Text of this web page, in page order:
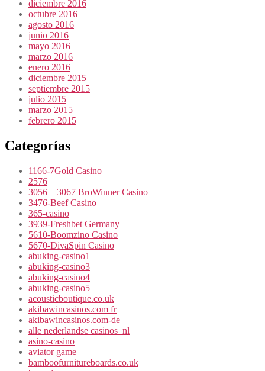
diciembre 2016
octubre 2016
agosto 2016
junio 2016
mayo 2016
marzo 2016
enero 2016
diciembre 2015
septiembre 2015
julio 2015
marzo 2015
febrero 2015
Categorías
1166-7Gold Casino
2576
3056 – 3067 BroWinner Casino
3476-Beef Casino
365-casino
3939-Freshbet Germany
5610-Boomzino Casino
5670-DivaSpin Casino
abuking-casino1
abuking-casino3
abuking-casino4
abuking-casino5
acousticboutique.co.uk
akibawincasinos.com fr
akibawincasinos.com-de
alle nederlandse casinos_nl
asino-casino
aviator game
bamboofurnitureboards.co.uk